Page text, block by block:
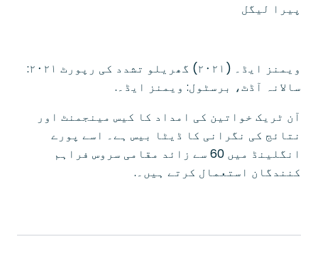
پیرا لیگل
ویمنز ایڈ۔ (۲۰۲۱) گھریلو تشدد کی رپورٹ ۲۰۲۱:
سالانہ آڈٹ، برسٹول: ویمنز ایڈ۔.
آن ٹریک خواتین کی امداد کا کیس مینجمنٹ اور
نتائج کی نگرانی کا ڈیٹا بیس ہے۔ اسے پورے
انگلینڈ میں 60 سے زائد مقامی سروس فراہم
کنندگان استعمال کرتے ہیں۔.